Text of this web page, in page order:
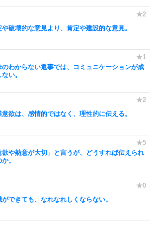
や破壊的な意見より、肯定や建設的な意見。
のわからない返事では、コミュニケーションが成
い。
意欲は、感情的ではなく、理性的に伝える。
欲や熱意が大切」と言うが、どうすれば伝えられ
。
ができても、なれなれしくならない。